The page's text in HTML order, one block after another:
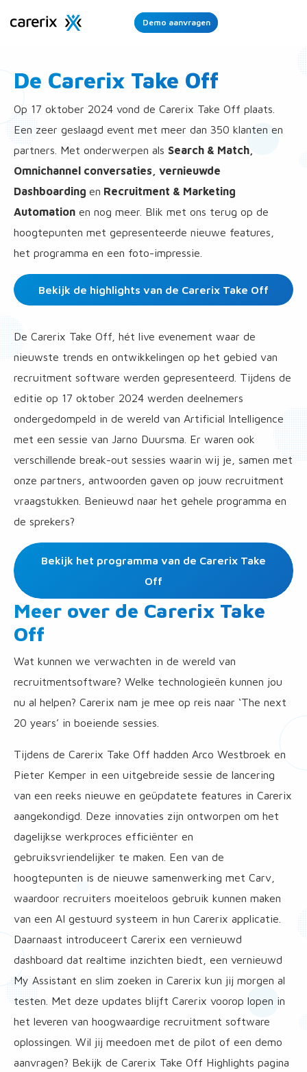
Demo aanvragen
De Carerix Take Off
Op 17 oktober 2024 vond de Carerix Take Off plaats.
Een zeer geslaagd event met meer dan 350 klanten en
partners. Met onderwerpen als Search & Match,
Omnichannel conversaties, vernieuwde
Dashboarding en Recruitment & Marketing
Automation en nog meer. Blik met ons terug op de
hoogtepunten met gepresenteerde nieuwe features,
het programma en een foto-impressie.
Bekijk de highlights van de Carerix Take Off
De Carerix Take Off, hét live evenement waar de
nieuwste trends en ontwikkelingen op het gebied van
recruitment software werden gepresenteerd. Tijdens de
editie op 17 oktober 2024 werden deelnemers
ondergedompeld in de wereld van Artificial Intelligence
met een sessie van Jarno Duursma. Er waren ook
verschillende break-out sessies waarin wij je, samen met
onze partners, antwoorden gaven op jouw recruitment
vraagstukken. Benieuwd naar het gehele programma en
de sprekers?
Bekijk het programma van de Carerix Take
Off
Meer over de Carerix Take
Off
Wat kunnen we verwachten in de wereld van
recruitmentsoftware? Welke technologieën kunnen jou
nu al helpen? Carerix nam je mee op reis naar ‘The next
20 years’ in boeiende sessies.
Tijdens de Carerix Take Off hadden Arco Westbroek en
Pieter Kemper in een uitgebreide sessie de lancering
van een reeks nieuwe en geüpdatete features in Carerix
aangekondigd. Deze innovaties zijn ontworpen om het
dagelijkse werkproces efficiënter en
gebruiksvriendelijker te maken. Een van de
hoogtepunten is de nieuwe samenwerking met Carv,
waardoor recruiters moeiteloos gebruik kunnen maken
van een AI gestuurd systeem in hun Carerix applicatie.
Daarnaast introduceert Carerix een vernieuwd
dashboard dat realtime inzichten biedt, een vernieuwd
My Assistant en slim zoeken in Carerix kun jij morgen al
testen. Met deze updates blijft Carerix voorop lopen in
het leveren van hoogwaardige recruitment software
oplossingen. Wil jij meedoen met de pilot of een demo
aanvragen? Bekijk de Carerix Take Off Highlights pagina